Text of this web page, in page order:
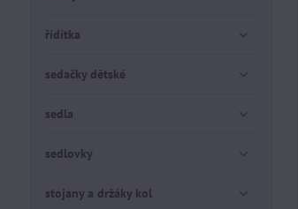
řídítka
sedačky dětské
sedla
sedlovky
stojany a držáky kol